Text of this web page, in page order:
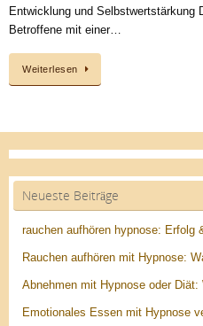
Entwicklung und Selbstwertstärkung
Betroffene mit einer…
Weiterlesen
Neueste Beiträge
rauchen aufhören hypnose: Erfolg
Rauchen aufhören mit Hypnose:
Abnehmen mit Hypnose oder Diät:
Emotionales Essen mit Hypnose